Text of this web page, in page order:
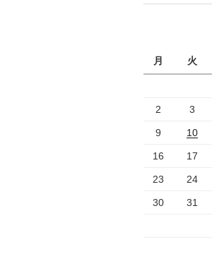
月 火
2 3
9 10
16 17
23 24
30 31